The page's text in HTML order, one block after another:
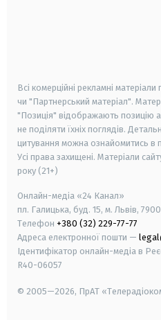
Всі комерційні рекламні
чи "Партнерський матеріал".
"Позиція" відображають позицію
не поділяти їхніх поглядів.
цитування можна ознайомитись в
Усі права захищені. Матеріали
року (21+)
Онлайн-медіа «24 Канал»
пл. Галицька, буд. 15, м. Львів,
Телефон +380 (32) 229-77-77
Адреса електронної пошти —
Ідентифікатор онлайн-медіа в
R40-06057
© 2005—2026, ПрАТ